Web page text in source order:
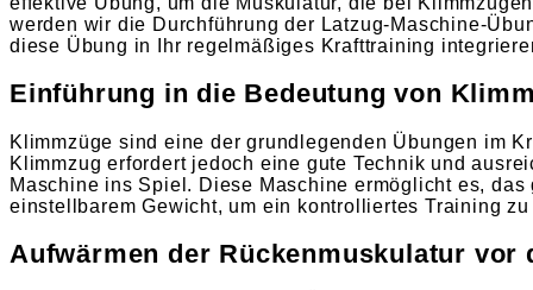
werden wir die Durchführung der Latzug-Maschine-
diese Übung in Ihr regelmäßiges Krafttraining
Einführung in die Bedeutung von
Klimmzüge sind eine der grundlegenden Übungen im
Klimmzug erfordert jedoch eine gute Technik und
Maschine ins Spiel. Diese Maschine ermöglicht es,
einstellbarem Gewicht, um ein kontrolliertes Training
Aufwärmen der Rückenmuskulatur vor